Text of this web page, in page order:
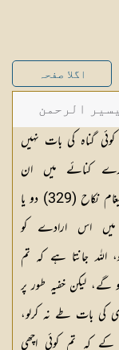
اگلا صفحہ
الرحمن
- محمد
گناہ کی بات نہیں
کنائے میں ان
عورتوں کو پیغام نکاح (329) دو یا
اس ارادے کو
اللہ جانتا ہے کہ تم
گے، لیکن خفیہ طور پر
بات طے نہ کرلو،
کہ تم کوئی اچھی